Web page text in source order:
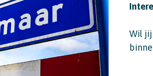
Wil jij